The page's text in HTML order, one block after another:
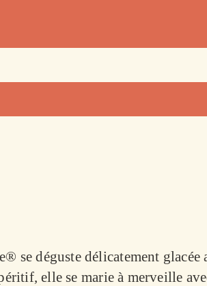
se déguste délicatement glacée
elle se marie à merveille